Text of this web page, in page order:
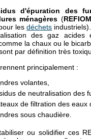
d'épuration des
ménagères (
lesdéchets
des gaz acides
la chaux ou le
par définition très
principalement :
volantes,
de neutralisation des
de filtration des eaux
sous chaudière.
ou solidifier ces